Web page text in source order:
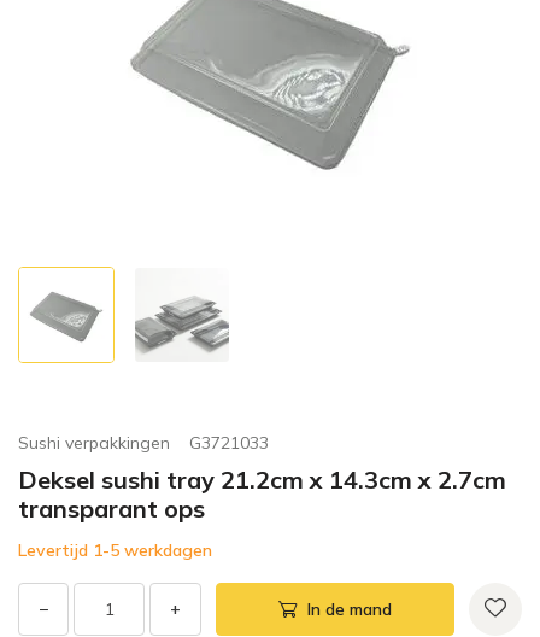
Sushi verpakkingen G3721033
Deksel sushi tray 21.2cm x 14.3cm x 2.7cm
transparant ops
Levertijd 1-5 werkdagen
− + In de mand